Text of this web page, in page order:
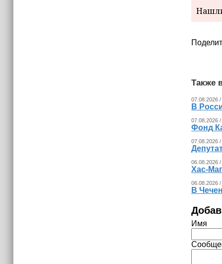
Также
07.08.2026
В
07.08.2026 /
Фонд
07.08.2026
06.08.2026
Хас-
06.08.2026
В
Имя